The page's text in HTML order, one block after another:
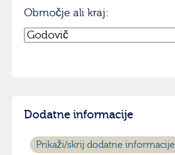
Območje ali kraj:
Dodatne informacije
Prikaži/skrij dodatne informacije